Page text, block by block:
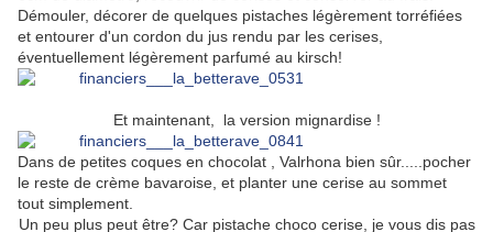
Démouler, décorer de quelques pistaches légèrement torréfiées
et entourer d'un cordon du jus rendu par les cerises,
éventuellement légèrement parfumé au kirsch!
Et maintenant, la version mignardise !
Dans de petites coques en chocolat , Valrhona bien sûr.....pocher
le reste de crème bavaroise, et planter une cerise au sommet
tout simplement.
Un peu plus peut être? Car pistache choco cerise, je vous dis pas